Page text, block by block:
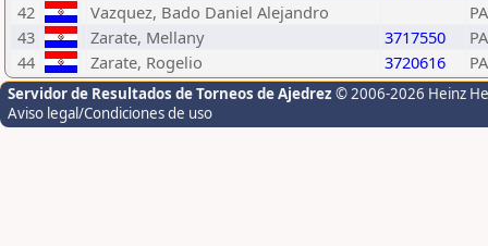
42
Vazquez, Bado Daniel Alejandro
43
Zarate, Mellany 3717550
44
Zarate, Rogelio 3720616
Servidor de Resultados de Torneos de Ajedrez © 2006-2026 Heinz
Aviso legal/Condiciones de uso